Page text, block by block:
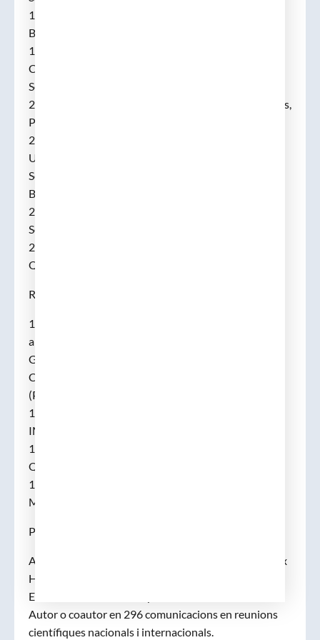
1996-1998 Clinical Information Unit Head, IMIM,
Barcelona.
1986-2002 Cirurgià Adjunt, Cirurgia d’Urgències,
Cirurgia Endocrina.
Servei de Cirurgia, Hospital de la Mar, Barcelona.
2002-2008 Cap Clínic, Unitat de Cirurgia d’Urgències,
PSMAR, Barcelona.
2008-2022 Cap de Secció. Cirurgia General, Paret,
Urgències, Endocrí i Mama.
Servei de Cirurgia. Hospital de la Mar, PSMAR,
Barcelona.
2019- Cooperant i membre de l’ONG Cirugia
Solidària.
2022- Cap de Secció Emèrit i Coordinador de Serveis
Quirúrgics, PSMAR.
RESPONSABILITATS EN RECERCA:
1985-1986 Fellow Research. Endocrine Surgery Unit
and Endocrine Research Laboratory.
General Surgery Department. The University of
California in San Francisco, San Francisco, CA, U.S.A
(Prof. Orlo H. Clark).
1986-1988 Fellow Research Surgical Research Unit,
IMIM, Barcelona, Spain.
1996 Coordinador de la Unitat d’Investigacio
Quirúrgica, IMIM, Barcelona, Spain.
1990-1996 Investigador cap de grup. Department of
Medical Informatics, IMIM.
PRODUCCIO CIENTÍFICA:
Autor o coautor de 161 articles en revistes SCI. Índex
H: 34. Citat en 4519 originals.
Editor de 2 llibres i 23 capítols de llibre.
Autor o coautor en 296 comunicacions en reunions
científiques nacionals i internacionals.